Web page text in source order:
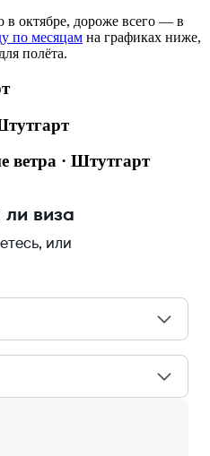
в октябре, дороже всего — в
по месяцам на графиках ниже,
полёта.
ветра · Штутгарт
виза
или